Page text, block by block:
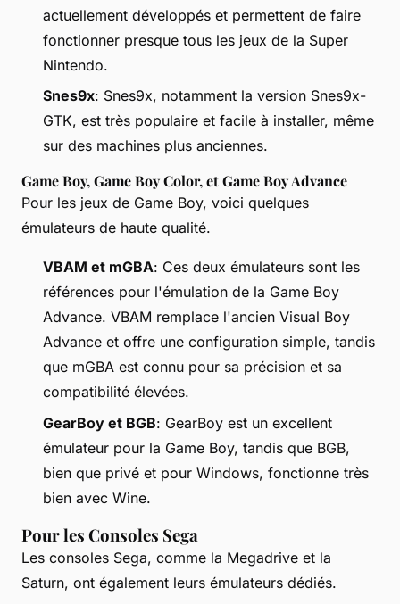
actuellement développés et permettent de faire
fonctionner presque tous les jeux de la Super
Nintendo.
Snes9x: Snes9x, notamment la version Snes9x-
GTK, est très populaire et facile à installer, même
sur des machines plus anciennes.
Game Boy, Game Boy Color, et Game Boy Advance
Pour les jeux de Game Boy, voici quelques
émulateurs de haute qualité.
VBAM et mGBA: Ces deux émulateurs sont les
références pour l'émulation de la Game Boy
Advance. VBAM remplace l'ancien Visual Boy
Advance et offre une configuration simple, tandis
que mGBA est connu pour sa précision et sa
compatibilité élevées.
GearBoy et BGB: GearBoy est un excellent
émulateur pour la Game Boy, tandis que BGB,
bien que privé et pour Windows, fonctionne très
bien avec Wine.
Pour les Consoles Sega
Les consoles Sega, comme la Megadrive et la
Saturn, ont également leurs émulateurs dédiés.